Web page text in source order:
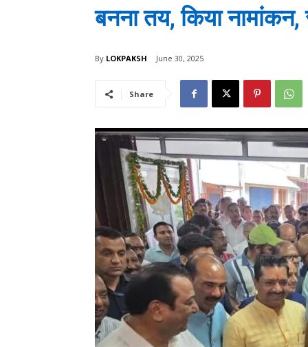
बनना तय, किया नामांकन,
By LOKPAKSH June 30, 2025
Share